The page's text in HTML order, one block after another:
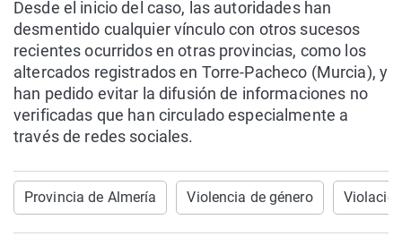
Desde el inicio del caso, las autoridades han
desmentido cualquier vínculo con otros sucesos
recientes ocurridos en otras provincias, como los
altercados registrados en Torre-Pacheco (Murcia), y
han pedido evitar la difusión de informaciones no
verificadas que han circulado especialmente a
través de redes sociales.
Provincia de Almería Violencia de género